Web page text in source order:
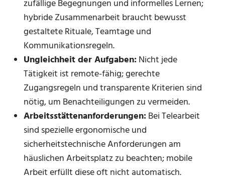
zufällige Begegnungen und informelles Lernen;
hybride Zusammenarbeit braucht bewusst
gestaltete Rituale, Teamtage und
Kommunikationsregeln.
Ungleichheit der Aufgaben:Nicht jede
Tätigkeit ist remote-fähig; gerechte
Zugangsregeln und transparente Kriterien sind
nötig, um Benachteiligungen zu vermeiden.
Arbeitsstättenanforderungen:Bei Telearbeit
sind spezielle ergonomische und
sicherheitstechnische Anforderungen am
häuslichen Arbeitsplatz zu beachten; mobile
Arbeit erfüllt diese oft nicht automatisch.